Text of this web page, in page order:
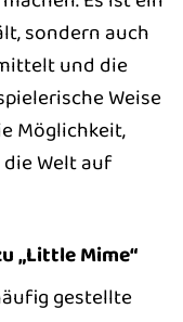
sondern auch
und die
Weise
Möglichkeit,
Welt auf
„Little Mime“
gestellte